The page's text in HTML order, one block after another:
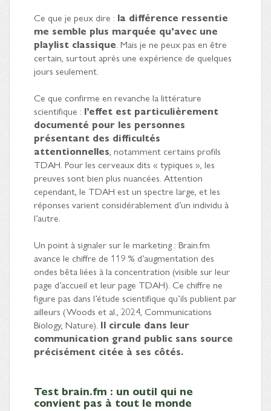
Ce que je peux dire : la différence ressentie
me semble plus marquée qu’avec une
playlist classique. Mais je ne peux pas en être
certain, surtout après une expérience de quelques
jours seulement.
Ce que confirme en revanche la littérature
scientifique : l’effet est particulièrement
documenté pour les personnes
présentant des difficultés
attentionnelles, notamment certains profils
TDAH. Pour les cerveaux dits « typiques », les
preuves sont bien plus nuancées. Attention
cependant, le TDAH est un spectre large, et les
réponses varient considérablement d’un individu à
l’autre.
Un point à signaler sur le marketing : Brain.fm
avance le chiffre de 119 % d’augmentation des
ondes bêta liées à la concentration (visible sur leur
page d’accueil et leur page TDAH). Ce chiffre ne
figure pas dans l’étude scientifique qu’ils publient par
ailleurs (Woods et al., 2024, Communications
Biology, Nature). Il circule dans leur
communication grand public sans source
précisément citée à ses côtés.
Test brain.fm : un outil qui ne
convient pas à tout le monde